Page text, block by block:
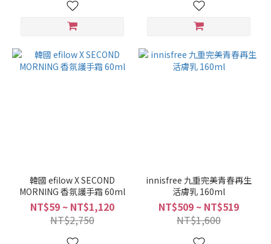
韓國 efilow X SECOND
MORNING 香氛護手霜 60ml
NT$59 ~ NT$1,120
NT$2,750
innisfree 九重完美青春再生
活膚乳 160ml
NT$509 ~ NT$519
NT$1,600